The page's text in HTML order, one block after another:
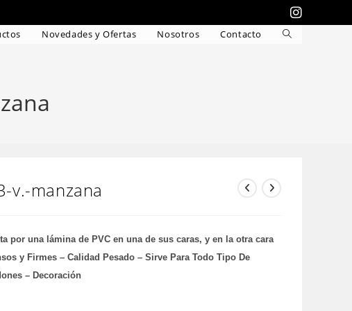
Novedades y Ofertas Nosotros Contacto
Alternar
v.-manzana
por una lámina de PVC en una de sus caras, y en la otra cara
y Firmes – Calidad Pesado – Sirve Para Todo Tipo De
– Decoración